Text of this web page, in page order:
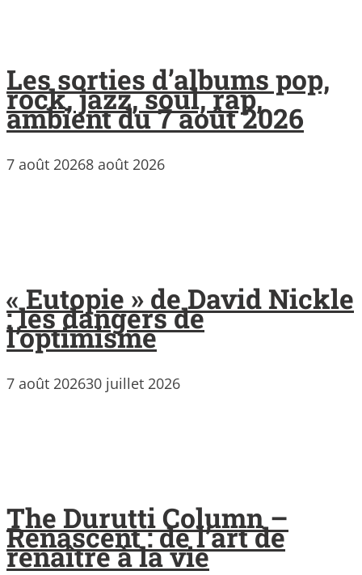
Les sorties d’albums pop,
rock, jazz, soul, rap,
ambient du 7 août 2026
7 août 20268 août 2026
« Eutopie » de David Nickle
: les dangers de
l’optimisme
7 août 202630 juillet 2026
The Durutti Column –
Renascent : de l’art de
renaître à la vie